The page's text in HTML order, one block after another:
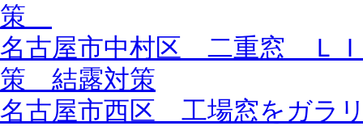
策
名古屋市中村区 二重窓 Ｌ
策 結露対策
名古屋市西区 工場窓をガラ